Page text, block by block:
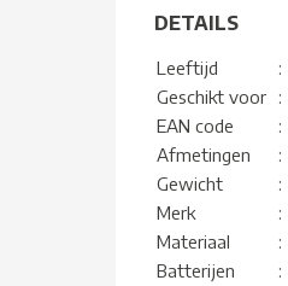
DETAILS
Leeftijd :
Geschikt voor
:
EAN code
:
Afmetingen
:
Gewicht
:
Merk
:
Materiaal
:
Batterijen
: